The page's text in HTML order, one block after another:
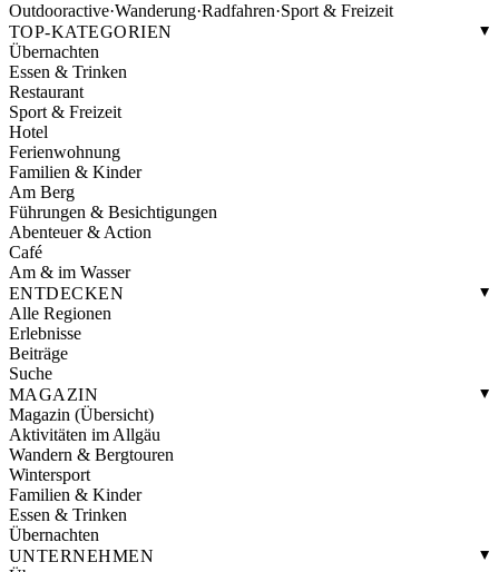
Outdooractive·Wanderung·Radfahren·Sport & Freizeit
TOP-KATEGORIEN
Übernachten
Essen & Trinken
Restaurant
Sport & Freizeit
Hotel
Ferienwohnung
Familien & Kinder
Am Berg
Führungen & Besichtigungen
Abenteuer & Action
Café
Am & im Wasser
ENTDECKEN
Alle Regionen
Erlebnisse
Beiträge
Suche
MAGAZIN
Magazin (Übersicht)
Aktivitäten im Allgäu
Wandern & Bergtouren
Wintersport
Familien & Kinder
Essen & Trinken
Übernachten
UNTERNEHMEN